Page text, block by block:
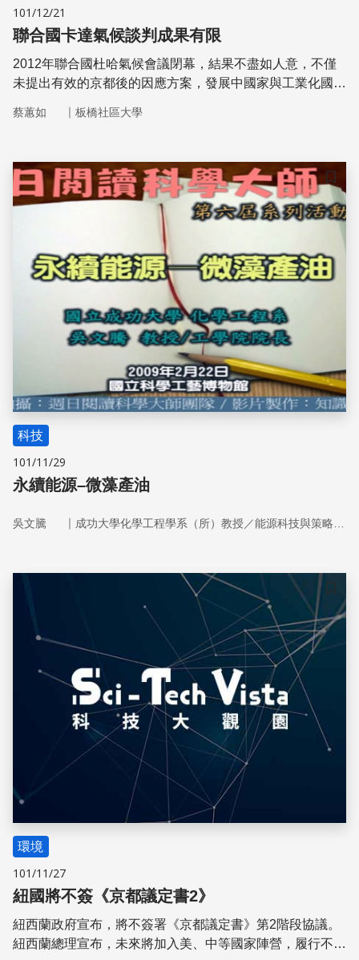
101/12/21
聯合國卡達氣候談判成果有限
2012年聯合國杜哈氣候會議閉幕，結果不盡如人意，不僅
未提出有效的京都後的因應方案，發展中國家與工業化國家
度以下的目標，恐無法達成。
蔡蕙如 ｜ 板橋社區大學
儲存
科技
101/11/29
永續能源–微藻產油
吳文騰 ｜
儲存
環境
101/11/27
紐國將不簽《京都議定書2》
紐西蘭政府宣布，將不簽署《京都議定書》第2階段協議。
紐西蘭總理宣布，未來將加入美、中等國家陣營，履行不具